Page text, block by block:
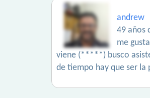
andrew
49 años
me
viene (*****) busco
de tiempo hay que ser